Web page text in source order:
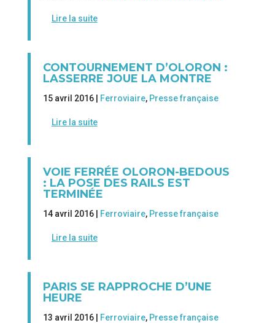
Lire la suite
CONTOURNEMENT D’OLORON :
LASSERRE JOUE LA MONTRE
15 avril 2016 | Ferroviaire, Presse française
Lire la suite
VOIE FERRÉE OLORON-BEDOUS
: LA POSE DES RAILS EST
TERMINÉE
14 avril 2016 | Ferroviaire, Presse française
Lire la suite
PARIS SE RAPPROCHE D’UNE
HEURE
13 avril 2016 | Ferroviaire, Presse française